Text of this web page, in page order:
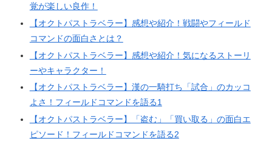
覚が楽しい良作！
【オクトパストラベラー】感想や紹介！戦闘やフィールド
コマンドの面白さとは？
【オクトパストラベラー】感想や紹介！気になるストーリ
ーやキャラクター！
【オクトパストラベラー】漢の一騎打ち「試合」のカッコ
よさ！フィールドコマンドを語る1
【オクトパストラベラー】「盗む」「買い取る」の面白エ
ピソード！フィールドコマンドを語る2